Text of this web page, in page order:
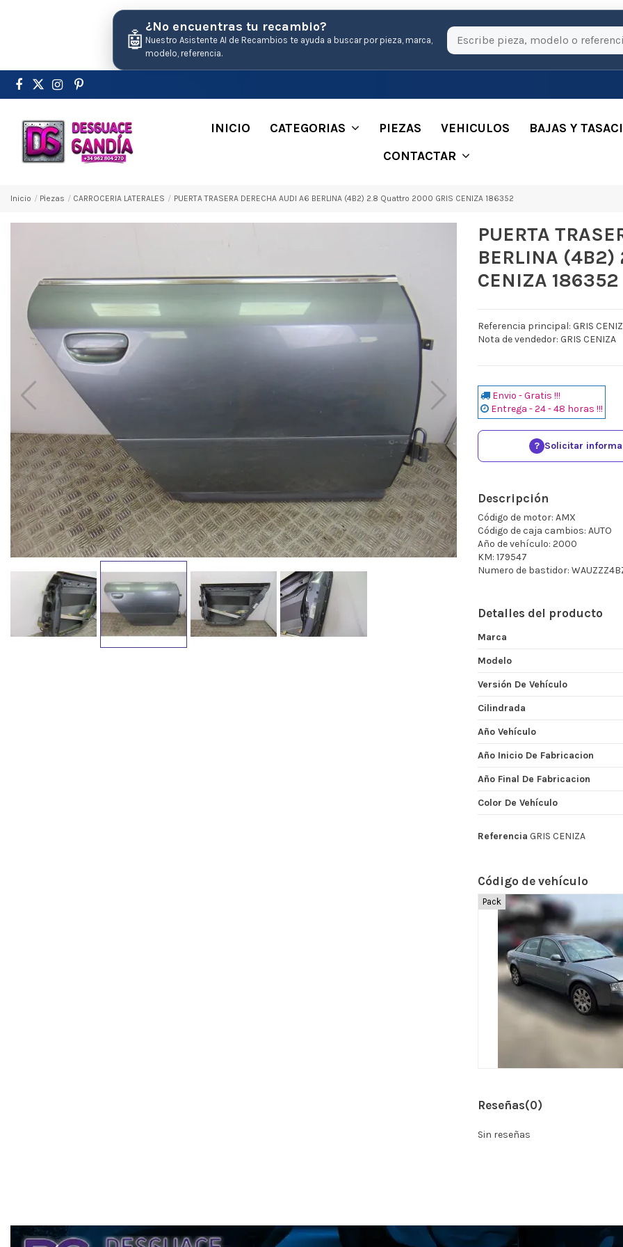
🤖
¿No encuentras tu recambio?
Nuestro Asistente AI de Recambios te ayuda a buscar por pieza, marca,
modelo, referencia.
INICIO CATEGORIAS PIEZAS VEHICULOS
BAJAS Y
CONTACTAR
Inicio Pіezas CARROCERIA LATERALES PUERTA TRASERA DERECHA AUDI A6 BERLINA (4B2) 2.8 Quattro 2000 GRIS CENIZA 186352
PUERTA
BERLINA
CENIZA 186352
Referencia principal: GRIS
Nota de vendedor: GRIS CENIZA
Envio - Gratis !!!
Entrega - 24 - 48 horas !!!
? Solicitar
Descripción
Código de motor: AMX
Código de caja cambios: AUTO
Año de vehículo: 2000
KM: 179547
Numero de bastidor:
Detalles del producto
Marca
Modelo
Versión De Vehículo
Cilindrada
Año Vehículo
Año Inicio De Fabricacion
Año Final De Fabricacion
Color De Vehículo
Referencia GRIS CENIZA
Código de vehículo
Pack
Reseñas(0)
Sin reseñas